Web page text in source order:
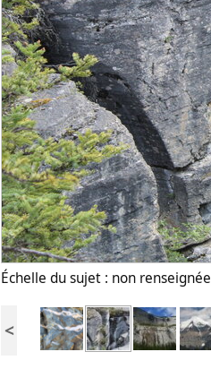
Échelle du sujet : non renseignée
<